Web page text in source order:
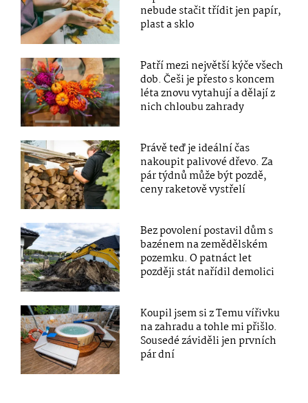
nebude stačit třídit jen papír,
plast a sklo
Patří mezi největší kýče všech
dob. Češi je přesto s koncem
léta znovu vytahují a dělají z
nich chloubu zahrady
Právě teď je ideální čas
nakoupit palivové dřevo. Za
pár týdnů může být pozdě,
ceny raketově vystřelí
Bez povolení postavil dům s
bazénem na zemědělském
pozemku. O patnáct let
později stát nařídil demolici
Koupil jsem si z Temu vířivku
na zahradu a tohle mi přišlo.
Sousedé záviděli jen prvních
pár dní